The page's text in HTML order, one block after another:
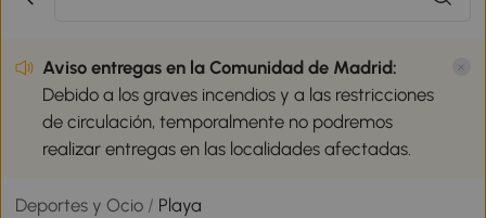
Aviso entregas en la Comunidad de Madrid:
Debido a los graves incendios y a las restricciones
de circulación, temporalmente no podremos
realizar entregas en las localidades afectadas.
Deportes y Ocio / Playa